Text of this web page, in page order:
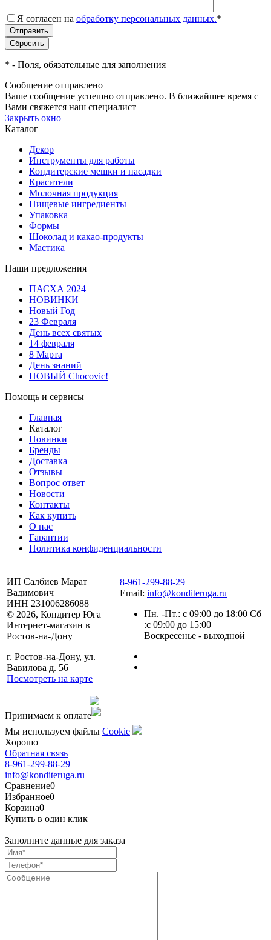
Я согласен на обработку персональных данных.*
* - Поля, обязательные для заполнения
Сообщение отправлено
Ваше сообщение успешно отправлено. В ближайшее время с
Вами свяжется наш специалист
Закрыть окно
Каталог
Декор
Инструменты для работы
Кондитерские мешки и насадки
Красители
Молочная продукция
Пищевые ингредиенты
Упаковка
Формы
Шоколад и какао-продукты
Мастика
Наши предложения
ПАСХА 2024
НОВИНКИ
Новый Год
23 Февраля
День всех святых
14 февраля
8 Марта
День знаний
НОВЫЙ Chocovic!
Помощь и сервисы
Главная
Каталог
Новинки
Бренды
Доставка
Отзывы
Вопрос ответ
Новости
Контакты
Как купить
О нас
Гарантии
Политика конфиденциальности
ИП Салбиев Марат
Вадимович
ИНН 231006286088
© 2026, Кондитер Юга
Интернет-магазин в
Ростов-на-Дону
г. Ростов-на-Дону, ул.
Вавилова д. 56
Посмотреть на карте
8-961-299-88-29
Email: info@konditeruga.ru
Пн. -Пт.: с 09:00 до 18:00 Сб
:с 09:00 до 15:00
Воскресенье - выходной
Принимаем к оплате
Мы используем файлы Сookie
Хорошо
Обратная связь
8-961-299-88-29
info@konditeruga.ru
Сравнение0
Избранное0
Корзина0
Купить в один клик
Заполните данные для заказа